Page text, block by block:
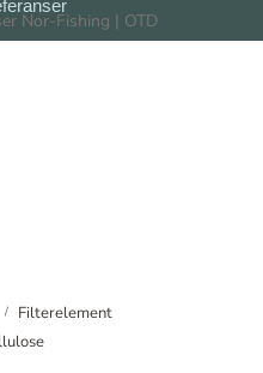
Nor-Fishing | OTD
Filterelement